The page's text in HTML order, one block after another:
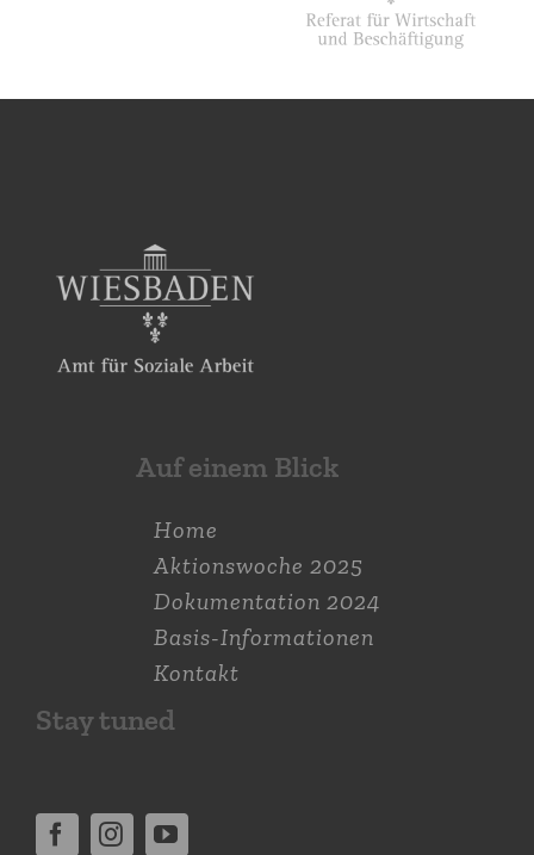
Auf einem Blick
Home
Aktions­woche 2025
Dokumen­tation 2024
Basis-Informationen
Kontakt
Stay tuned